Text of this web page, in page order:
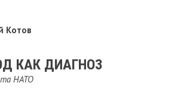
Котов
КАК ДИАГНОЗ
НАТО